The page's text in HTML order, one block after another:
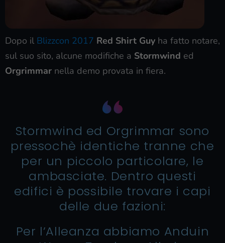
Dopo il Blizzcon 2017 Red Shirt Guy ha fatto notare,
sul suo sito, alcune modifiche a Stormwind ed
Orgrimmar nella demo provata in fiera.
Stormwind ed Orgrimmar sono
pressochè identiche tranne che
per un piccolo particolare, le
ambasciate. Dentro questi
edifici è possibile trovare i capi
delle due fazioni:
Per l’Alleanza abbiamo Anduin